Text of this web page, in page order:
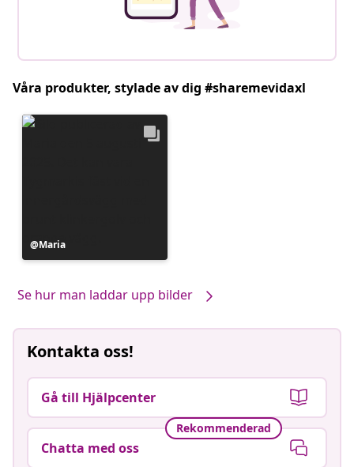
Våra produkter, stylade av dig #sharemevidaxl
Inlägg
publicerat
Maria
Se hur man laddar upp bilder
Kontakta oss!
Gå till Hjälpcenter
Rekommenderad
Chatta med oss